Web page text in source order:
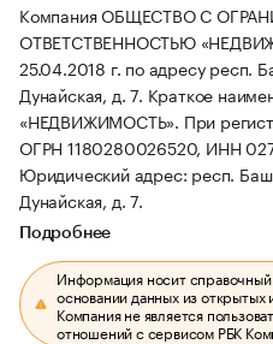
Компания ОБЩЕСТВО С
ОТВЕТСТВЕННОСТЬЮ
25.04.2018 г. по адресу респ.
Дунайская, д. 7. Краткое
«НЕДВИЖИМОСТЬ». При
ОГРН 1180280026520, ИНН
Юридический адрес: респ.
Дунайская, д. 7.
Подробнее
Информация носит
основании данных из открытых
Компания не является
отношений с сервисом РБК